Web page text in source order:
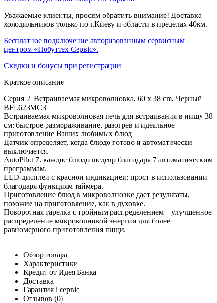
Уважаемые клиенты, просим обратить внимание! Доставка
холодильников только по г.Киеву и области в пределах 40км.
Бесплатное подключение авторизованным сервисным
центром «Побуттех Сервіс».
Скидки и бонусы при регистрации
Краткое описание
Серия 2, Встраиваемая микроволновка, 60 x 38 cm, Черный
BFL623MC3
Встраиваемая микроволновая печь для встраивания в нишу 38
см: быстрое размораживание, разогрев и идеальное
приготовление Ваших любимых блюд
Датчик определяет, когда блюдо готово и автоматически
выключается.
AutoPilot 7: каждое блюдо шедевр благодаря 7 автоматическим
программам.
LED-дисплей с красной индикацией: прост в использовании
благодаря функциям таймера.
Приготовление блюд в микроволновке дает результаты,
похожие на приготовление, как в духовке.
Поворотная тарелка с тройным распределением – улучшенное
распределение микроволновой энергии для более
равномерного приготовления пищи.
Обзор товара
Характеристики
Кредит от Идея Банка
Доставка
Гарантия і сервіс
Отзывов (0)